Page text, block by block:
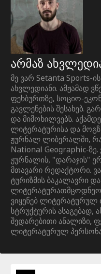
არმაზ
მე ვარ Setanta Sports-
ახვლედიანი. ამჟამად
ფეხბურთზე, სოციო-
გავლენების შესახებ.
და მიმოხილვებს.
ლიტერატურისა და
ჟურნალ ლიბერალში,
National Geographic-
ჟურნალის, "დარაჯის"
მთავარი რედაქტორი.
ტურიზმის ბაკალავრი
ვიყენებ
სტრუქტურის ასაგებად,
შედარებითი ანალიზი,
ლიტერატურულ